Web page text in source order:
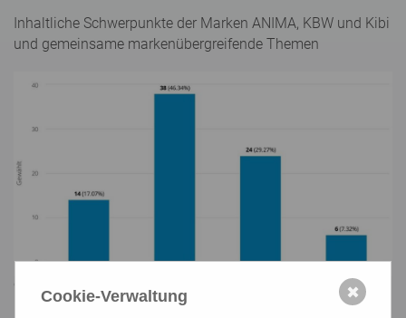
Inhaltliche Schwerpunkte der Marken ANIMA, KBW und Kibi
und gemeinsame markenübergreifende Themen
Cookie-Verwaltung ✖